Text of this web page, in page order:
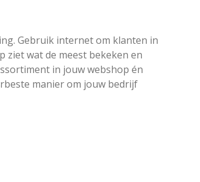
Gebruik internet om klanten in
ziet wat de meest bekeken en
in jouw webshop én
manier om jouw bedrijf